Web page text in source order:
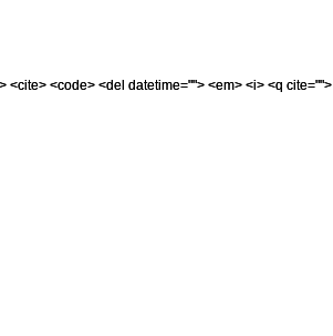
<cite> <code> <del datetime=""> <em> <i> <q cite="">